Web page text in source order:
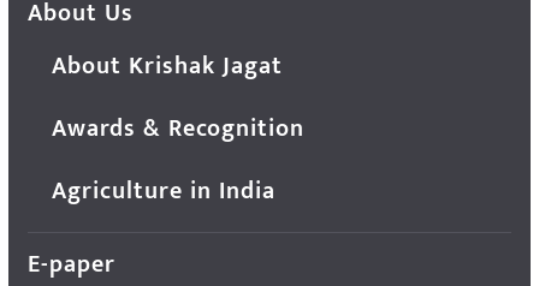
About Us
About Krishak Jagat
Awards & Recognition
Agriculture in India
E-paper